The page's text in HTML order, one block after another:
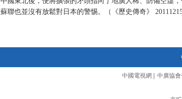
蘇聯也並沒有放鬆對日本的警惕。（《歷史傳奇》
中國電視網 中廣協